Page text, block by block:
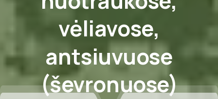
vėliavose,
antsiuvuose
(ševronuose)